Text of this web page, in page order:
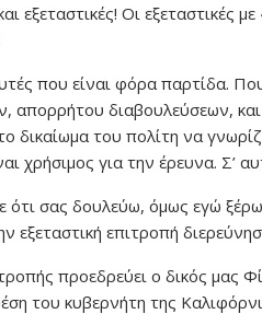
εξεταστικές! Οι εξεταστικές
που είναι φόρα παρτίδα.
διαβουλεύσεων,
δικαίωμα του πολίτη να
χρήσιμος για την έρευνα. Σ’
ότι σας δουλεύω, όμως εγώ
εξεταστική επιτροπή
προεδρεύει ο δικός μας
του κυβερνήτη της